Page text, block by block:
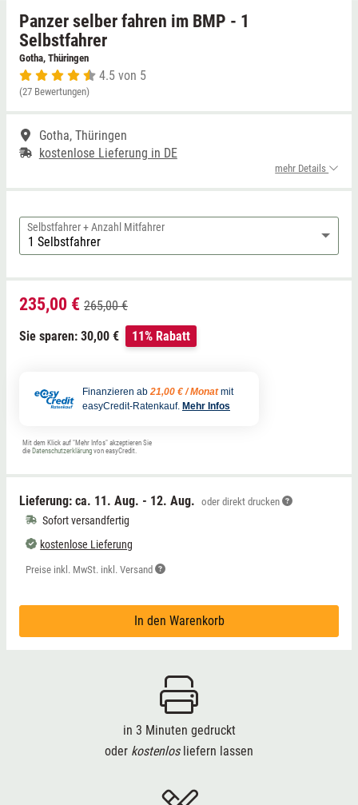
Panzer selber fahren im BMP - 1
Selbstfahrer
Gotha, Thüringen
4.5 von 5
(27 Bewertungen)
Gotha, Thüringen
kostenlose Lieferung in DE
mehr Details
Selbstfahrer + Anzahl Mitfahrer
235,00 € 265,00 €
Sie sparen: 30,00 €
11% Rabatt
Finanzieren ab 21,00 € / Monat mit
easyCredit-Ratenkauf. Mehr Infos
Mit dem Klick auf "Mehr Infos" akzeptieren Sie
die Datenschutzerklärung von easyCredit.
Lieferung: ca. 11. Aug. - 12. Aug. oder direkt drucken
Sofort versandfertig
kostenlose Lieferung
Preise inkl. MwSt. inkl. Versand
In den Warenkorb
in 3 Minuten gedruckt
oder kostenlosliefern lassen
Niedersachsen
NRW
Saarland
Sachsen-Anhalt
Thale
Weißwasser